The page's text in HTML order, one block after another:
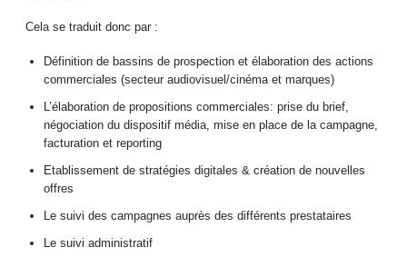
Cela se traduit donc par :
Définition de bassins de prospection et élaboration des actions
commerciales (secteur audiovisuel/cinéma et marques)
L’élaboration de propositions commerciales: prise du brief,
négociation du dispositif média, mise en place de la campagne,
facturation et reporting
Etablissement de stratégies digitales & création de nouvelles
offres
Le suivi des campagnes auprès des différents prestataires
Le suivi administratif